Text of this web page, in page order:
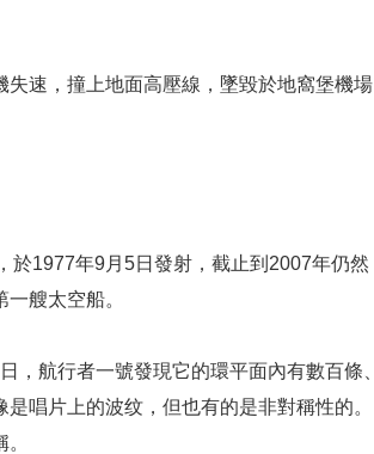
速，撞上地面高壓線，墜毀於地窩堡機場
於1977年9月5日發射，截止到2007年仍然
艘太空船。
，航行者一號發現它的環平面內有數百條、
唱片上的波纹，但也有的是非對稱性的。